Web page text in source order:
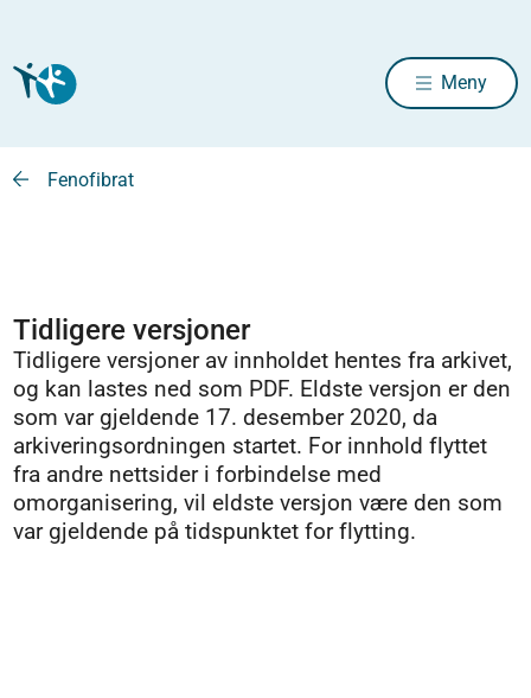
Meny
Fenofibrat
Tidligere versjoner
Tidligere versjoner av innholdet hentes fra arkivet,
og kan lastes ned som PDF. Eldste versjon er den
som var gjeldende 17. desember 2020, da
arkiveringsordningen startet. For innhold flyttet
fra andre nettsider i forbindelse med
omorganisering, vil eldste versjon være den som
var gjeldende på tidspunktet for flytting.